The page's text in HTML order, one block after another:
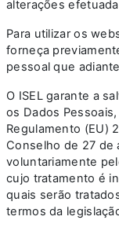
alterações
Para utilizar os
forneça
pessoal que
O ISEL garante a
os Dados
Regulamento (EU)
Conselho de 27 de
voluntariamente
cujo tratamento é
quais serão
termos da